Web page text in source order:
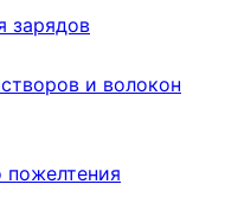
зарядов
и волокон